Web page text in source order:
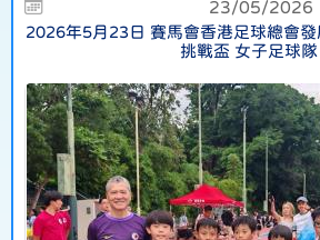
23/05/2026
2026年5月23日 賽馬會香港足球總會
挑戰盃 女子足球隊